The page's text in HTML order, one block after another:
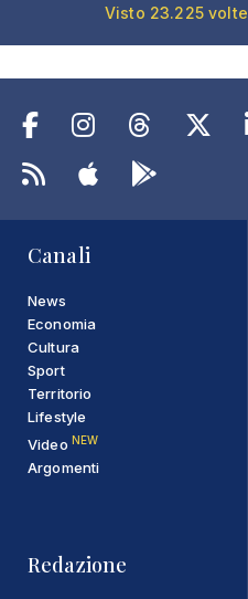
Visto 23.225 volte
Canali
News
Economia
Cultura
Sport
Territorio
Lifestyle
Video NEW
Argomenti
Redazione